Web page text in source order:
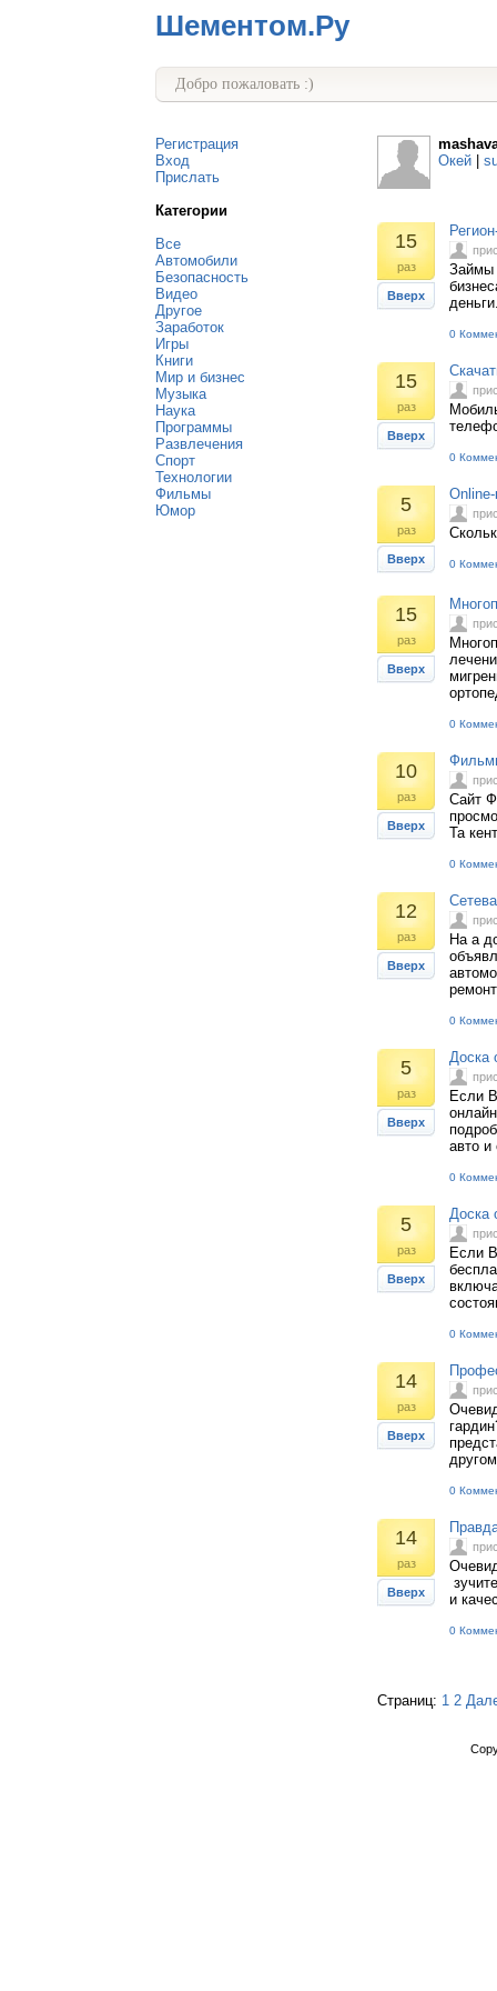
Шементом.Ру
Добро пожаловать :)
Регистрация
Вход
Прислать
Категории
Все
Автомобили
Безопасность
Видео
Другое
Заработок
Игры
Книги
Мир и бизнес
Музыка
Наука
Программы
Развлечения
Спорт
Технологии
Фильмы
Юмор
Окей
15
раз
Вверх
Займы
0
15
раз
Вверх
0
5
раз
Вверх 0
15
раз
Вверх
0
10
раз
Вверх
Сайт
Та
0
12
раз
Вверх
На а
0
5
раз
Вверх
Доска
Если
авто и
0
5
раз
Вверх
Доска
Если
0
14
раз
Вверх
0
14
раз
Вверх
и
0
Страниц: 1 2